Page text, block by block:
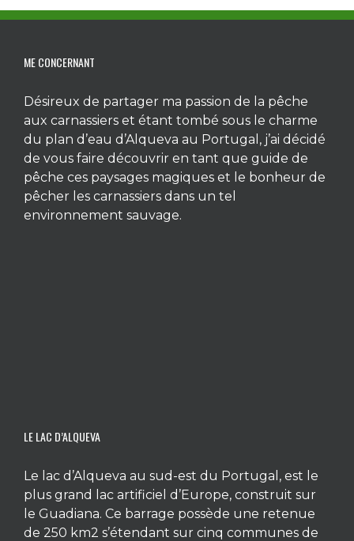
ME CONCERNANT
Désireux de partager ma passion de la pêche
aux carnassiers et étant tombé sous le charme
du plan d’eau d’Alqueva au Portugal, j’ai décidé
de vous faire découvrir en tant que guide de
pêche ces paysages magiques et le bonheur de
pêcher les carnassiers dans un tel
environnement sauvage.
LE LAC D’ALQUEVA
Le lac d’Alqueva au sud-est du Portugal, est le
plus grand lac artificiel d’Europe, construit sur
le Guadiana. Ce barrage possède une retenue
de 250 km2 s’étendant sur cinq communes de